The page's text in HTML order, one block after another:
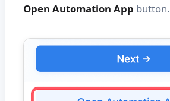
Open Automation App button.